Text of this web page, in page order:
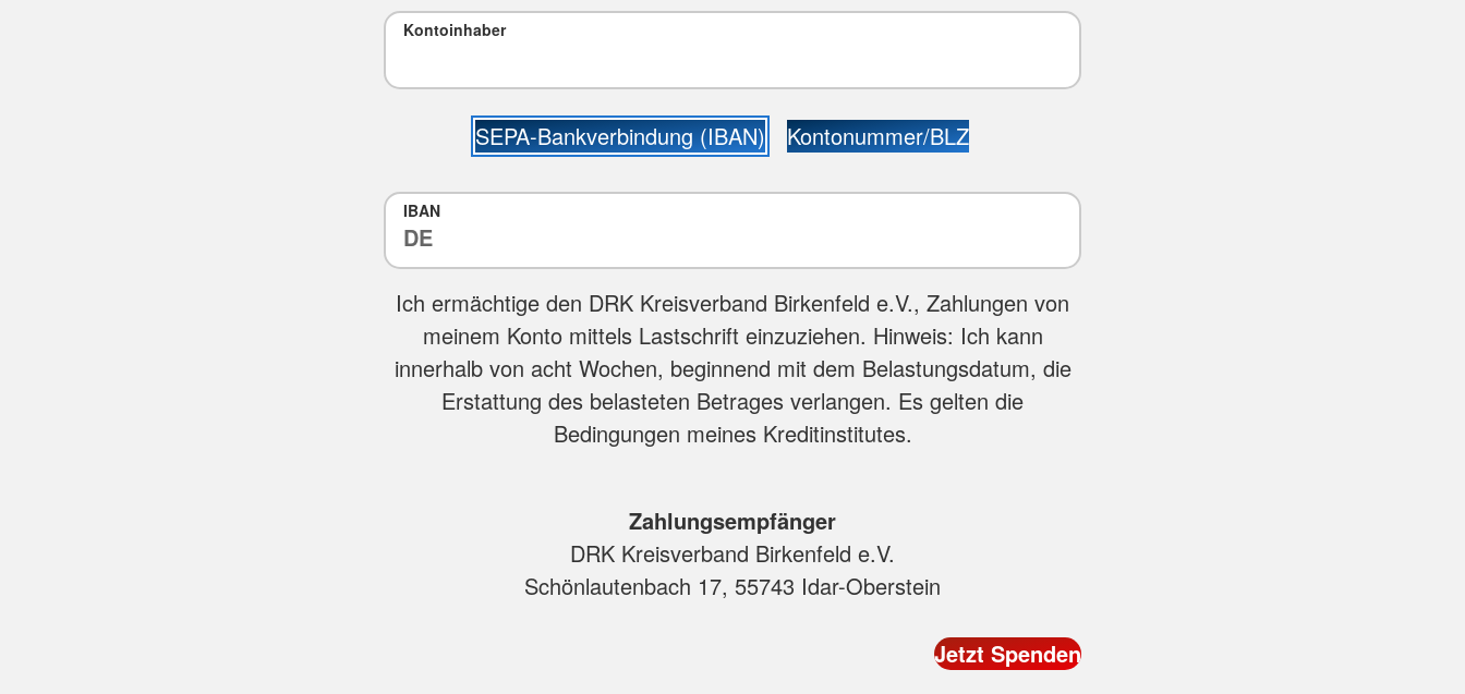
Kontoinhaber
SEPA-Bankverbindung (IBAN) Kontonummer/BLZ
IBAN
Ich ermächtige den DRK Kreisverband Birkenfeld e.V., Zahlungen von
meinem Konto mittels Lastschrift einzuziehen. Hinweis: Ich kann
innerhalb von acht Wochen, beginnend mit dem Belastungsdatum, die
Erstattung des belasteten Betrages verlangen. Es gelten die
Bedingungen meines Kreditinstitutes.
Zahlungsempfänger
DRK Kreisverband Birkenfeld e.V.
Schönlautenbach 17, 55743 Idar-Oberstein